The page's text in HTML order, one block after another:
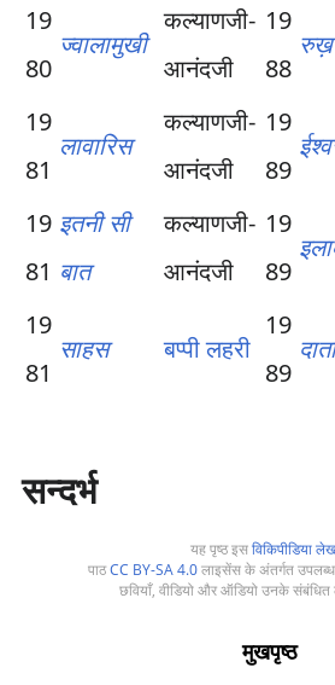
19
80
ज्वालामुखी
कल्याणजी-
आनंदजी
19
81
लावारिस
कल्याणजी-
आनंदजी
19
81
इतनी सी
बात
कल्याणजी-
आनंदजी
19
81
साहस बप्पी लहरी
19
88
19
89
19
89
19
89
दाता
सन्दर्भ
यह पृष्ठ इसविकिपीडिया लेख
पाठCC BY-SA 4.0लाइसेंस के अंतर्गत उपलब्ध
छवियाँ, वीडियो और ऑडियो उनके
मुखपृष्ठ